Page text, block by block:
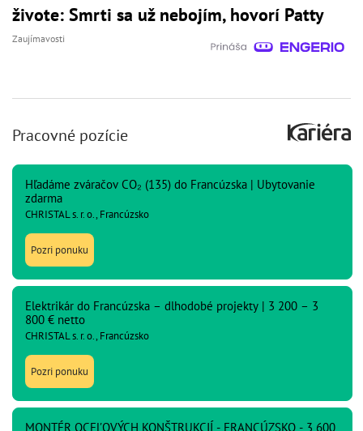
živote: Smrti sa už nebojím, hovorí Patty
Zaujímavosti
Pracovné pozície
Hľadáme zváračov CO₂ (135) do Francúzska | Ubytovanie
zdarma
CHRISTAL s. r. o., Francúzsko
Pozri ponuku
Elektrikár do Francúzska – dlhodobé projekty | 3 200 – 3
800 € netto
CHRISTAL s. r. o., Francúzsko
Pozri ponuku
MONTÉR OCEĽOVÝCH KONŠTRUKCIÍ - FRANCÚZSKO - 3 600